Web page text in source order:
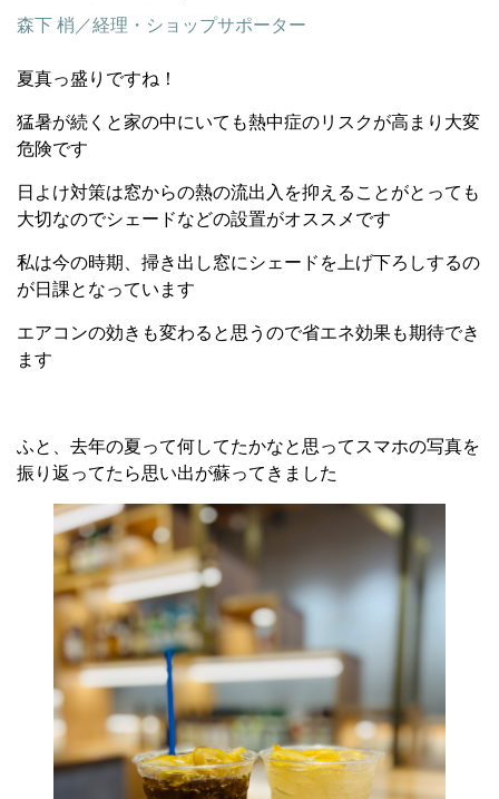
森下 梢／経理・ショップサポーター
夏真っ盛りですね！
猛暑が続くと家の中にいても熱中症のリスクが高まり大変
危険です
日よけ対策は窓からの熱の流出入を抑えることがとっても
大切なのでシェードなどの設置がオススメです
私は今の時期、掃き出し窓にシェードを上げ下ろしするの
が日課となっています
エアコンの効きも変わると思うので省エネ効果も期待でき
ます
ふと、去年の夏って何してたかなと思ってスマホの写真を
振り返ってたら思い出が蘇ってきました